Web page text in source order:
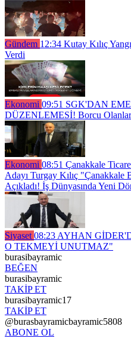
Gündem 12:34 Kutay Kılıç
Verdi
Ekonomi 09:51 SGK'DAN
DÜZENLEMESİ! Borcu
Ekonomi 08:51 Çanakkale
Adayı Turgay Kılıç
Açıkladı! İş Dünyasında Yeni
Siyaset 08:23 AYHAN
O TEKMEYİ UNUTMAZ"
burasibayramic
BEĞEN
burasibayramic
TAKİP ET
burasibayramic17
TAKİP ET
@burasbayramicbayramic5808
ABONE OL